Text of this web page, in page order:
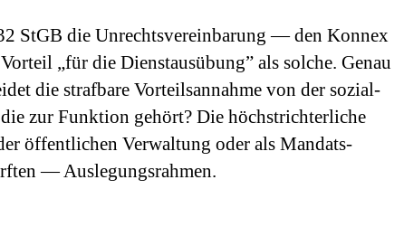
StGB die Unrechts­vereinbarung — den Konnex
„für die Dienstausübung” als solche. Genau
die strafbare Vorteilsannahme von der sozial­
zur Funktion gehört? Die höchstrichterliche
öffentlichen Verwaltung oder als Mandats­
— Auslegungs­rahmen.